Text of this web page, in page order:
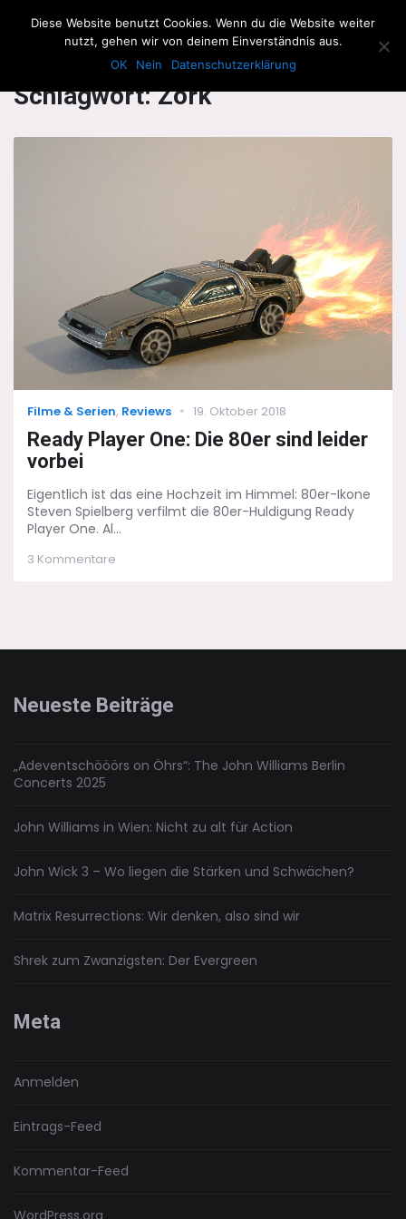
The Howling Men
Schlagwort:Zork
Categories
Filme & Serien, Reviews
Posted
19. Oktober 2018
Ready Player One: Die 80er sind leider
vorbei
Eigentlich ist das eine Hochzeit im Himmel: 80er-Ikone
Steven Spielberg verfilmt die 80er-Huldigung Ready
Player One. Al...
3 Kommentare
Neueste Beiträge
„Adeventschööörs on Öhrs“: The John Williams Berlin
Concerts 2025
John Williams in Wien: Nicht zu alt für Action
John Wick 3 – Wo liegen die Stärken und Schwächen?
Matrix Resurrections: Wir denken, also sind wir
Shrek zum Zwanzigsten: Der Evergreen
Meta
Anmelden
Eintrags-Feed
Kommentar-Feed
WordPress.org
Diese Website benutzt Cookies. Wenn du die Website weiter
nutzt, gehen wir von deinem Einverständnis aus.
OK
Nein Datenschutzerklärung